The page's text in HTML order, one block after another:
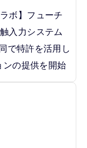
ボ】フューチ
入力システム
で特許を活用し
ンの提供を開始